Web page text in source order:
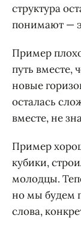
структура
понимают —
Пример
путь вместе,
новые
осталась
вместе, не
Пример
кубики,
молодцы.
но мы будем
слова,